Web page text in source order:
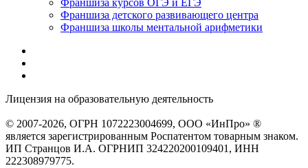
Франшиза курсов ОГЭ и ЕГЭ
Франшиза детского развивающего центра
Франшиза школы ментальной арифметики
Лицензия на образовательную деятельность
© 2007-2026, ОГРН 1072223004699, ООО «ИнПро» ®
является зарегистрированным Роспатентом товарным знаком.
ИП Странцов И.А. ОГРНИП 324220200109401, ИНН
222308979775.